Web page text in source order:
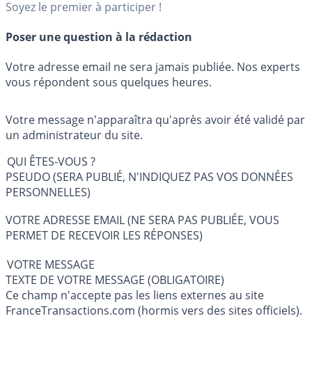
Soyez le premier à participer !
Poser une question à la rédaction
Votre adresse email ne sera jamais publiée. Nos experts
vous répondent sous quelques heures.
Votre message n'apparaîtra qu'après avoir été validé par
un administrateur du site.
QUI ÊTES-VOUS ?
PSEUDO (SERA PUBLIÉ, N'INDIQUEZ PAS VOS DONNÉES
PERSONNELLES)
VOTRE ADRESSE EMAIL (NE SERA PAS PUBLIÉE, VOUS
PERMET DE RECEVOIR LES RÉPONSES)
VOTRE MESSAGE
TEXTE DE VOTRE MESSAGE (OBLIGATOIRE)
Ce champ n'accepte pas les liens externes au site
FranceTransactions.com (hormis vers des sites officiels).